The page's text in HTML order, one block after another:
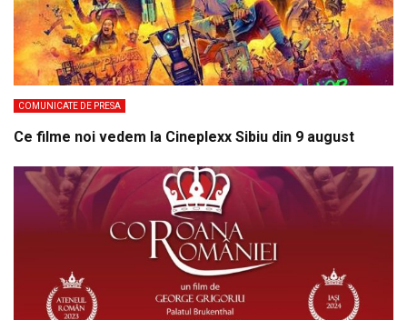
COMUNICATE DE PRESA
Ce filme noi vedem la Cineplexx Sibiu din 9 august